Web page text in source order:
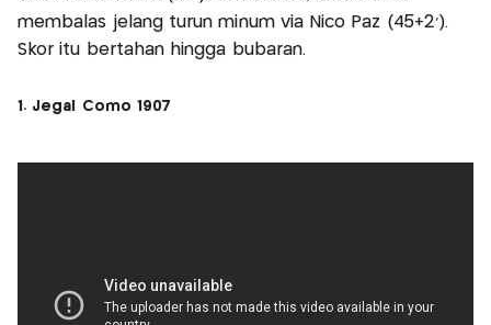
membalas jelang turun minum via Nico Paz (45+2’).
Skor itu bertahan hingga bubaran.
1. Jegal Como 1907